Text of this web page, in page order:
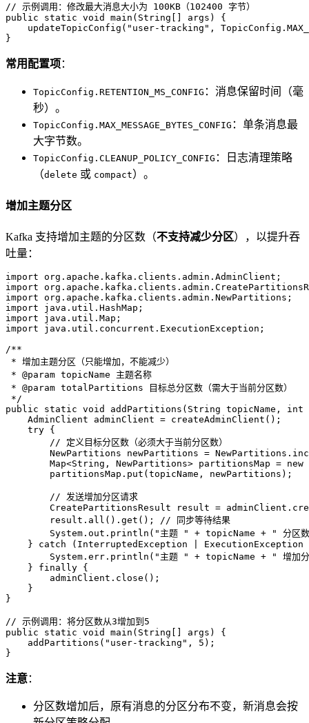
// 示例调用：修改最大消息大小为 100KB（102400 字节）
public
static void main (String[] args)
{
    updateTopicConfig(
"user-tracking" ,
常用配置项：
TopicConfig.RETENTION_MS_CONFIG ：消息保留时间（毫
秒）。
TopicConfig.MAX_MESSAGE_BYTES_CONFIG ：单条消息最
大字节数。
TopicConfig.CLEANUP_POLICY_CONFIG ：日志清理策略
（delete 或 compact）。
增加主题分区
Kafka 支持增加主题的分区数（不支持减少分区），以提升吞
吐量：
import
import
import
import
import
import java.util.concurrent.ExecutionException;
/**
* 增加主题分区（只能增加，不能减少）
* @param topicName 主题名称
* @param totalPartitions 目标总分区数（需大于当前分区数）
*/
public
static void addPartitions (String topicName, int
AdminClient
adminClient = createAdminClient();
try {
// 定义目标分区数（必须大于当前分区数）
NewPartitions
newPartitions =
        Map<String, NewPartitions> partitionsMap =
new
        partitionsMap.put(topicName, newPartitions);
// 发送增加分区请求
CreatePartitionsResult
result =
        result.all().get();
// 同步等待结果
        System.out.println(
"主题 " + topicName +
" 分区
    }
catch (InterruptedException |
        System.err.println(
"主题 " + topicName +
" 增加
    }
finally {
        adminClient.close();
    }
}
// 示例调用：将分区数从3增加到5
public
static void main (String[] args)
{
    addPartitions(
"user-tracking" , 5 );
注意：
分区数增加后，原有消息的分区分布不变，新消息会按